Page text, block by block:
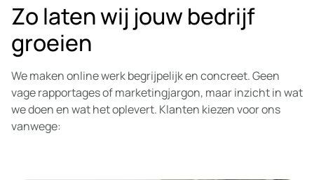
Zo laten wij jouw bedrijf
groeien
We maken online werk begrijpelijk en concreet. Geen
vage rapportages of marketingjargon, maar inzicht in wat
we doen en wat het oplevert. Klanten kiezen voor ons
vanwege: